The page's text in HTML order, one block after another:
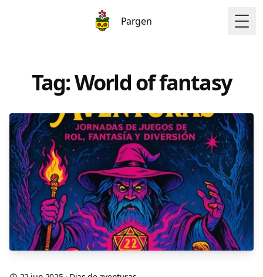
Pargen
Tag: World of fantasy